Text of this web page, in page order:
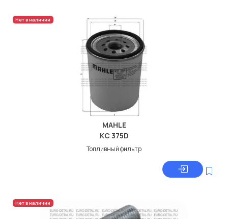
Нет в наличии
MAHLE
KC 375D
Топливный фильтр
Нет в наличии